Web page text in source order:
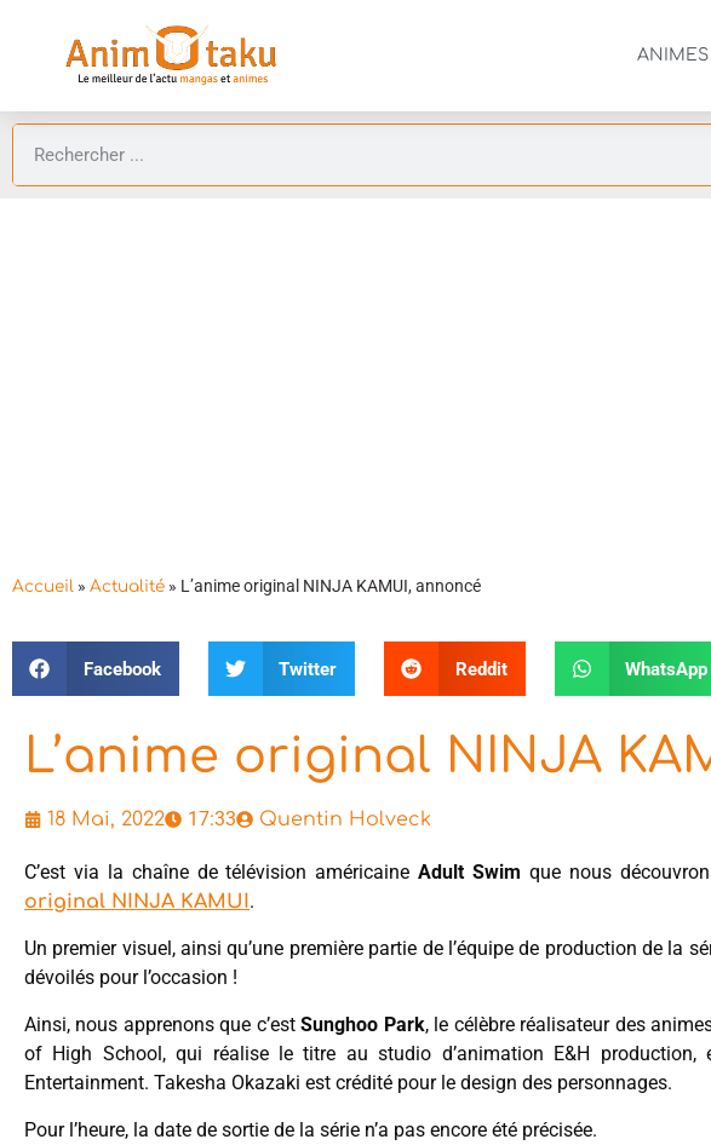
Accueil » Actualité » L’anime original NINJA KAMUI, annoncé
Facebook Twitter Reddit WhatsApp
L’anime original NINJA
18 Mai, 2022 17:33 Quentin Holveck
C’est via la chaîne de télévision américaineAdult Swim que nous
original NINJA KAMUI.
Un premier visuel, ainsi qu’une première partie de l’équipe de production de la
dévoilés pour l’occasion !
Ainsi, nous apprenons que c’estSunghoo Park, le célèbre réalisateur des
of High School, qui réalise le titre au studio d’animation E&H
Entertainment. Takesha Okazaki est crédité pour le design des personnages.
Pour l’heure, la date de sortie de la série n’a pas encore été précisée.